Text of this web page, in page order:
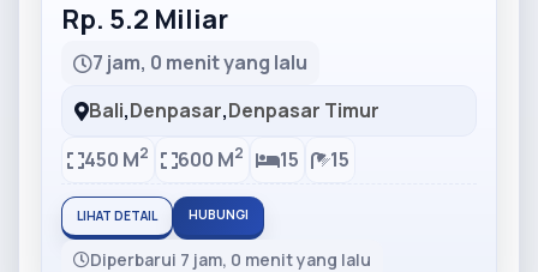
Rp. 5.2 Miliar
7 jam, 0 menit yang lalu
Bali,Denpasar,Denpasar Timur
450 M2 600 M2 15 15
LIHAT DETAIL HUBUNGI
Diperbarui 7 jam, 0 menit yang lalu